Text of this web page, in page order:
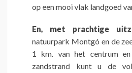
op een mooi vlak landgoed
En, met prachtige
natuurpark Montgó en de
1 km. van het centrum
zandstrand kunt u de